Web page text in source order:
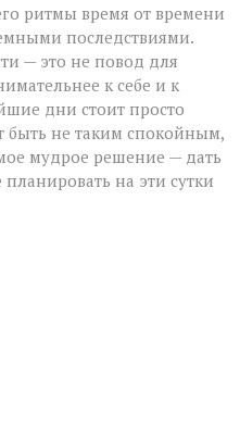
ритмы время от времени
последствиями.
— это не повод для
к себе и к
дни стоит просто
быть не таким спокойным,
мудрое решение — дать
на эти сутки